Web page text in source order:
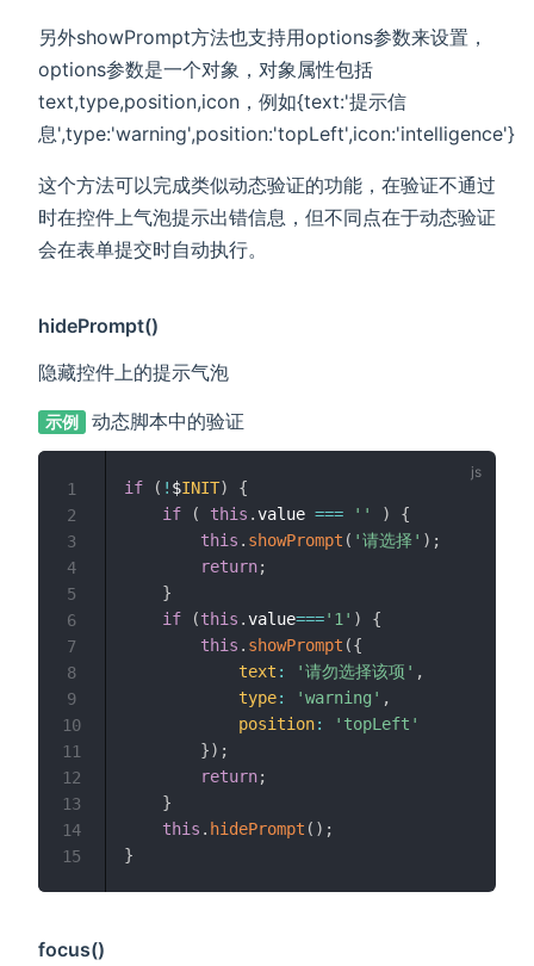
另外showPrompt方法也支持用options参数来设置，
options参数是一个对象，对象属性包括
text,type,position,icon，例如{text:'提示信
息',type:'warning',position:'topLeft',icon:'intelligence'}
这个方法可以完成类似动态验证的功能，在验证不通过
时在控件上气泡提示出错信息，但不同点在于动态验证
会在表单提交时自动执行。
hidePrompt()
隐藏控件上的提示气泡
示例 动态脚本中的验证
if ( ! $INIT)
{
if
( this .value === '' )
{
this . showPrompt ( '请选择' ) ;
return;
}
if
(this .value==='1' )
{
this . showPrompt ({
text : '请勿选择该项' ,
type: 'warning' ,
position:
'topLeft'
}) ;
return;
}
this . hidePrompt ( ) ;
}
1
2
3
4
5
6
7
8
9
10
11
12
13
14
15
focus()